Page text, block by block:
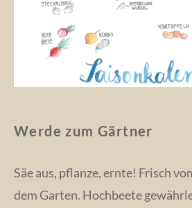
Werde zum Gärtner
Säe aus, pflanze, ernte! Frisch
dem Garten. Hochbeete